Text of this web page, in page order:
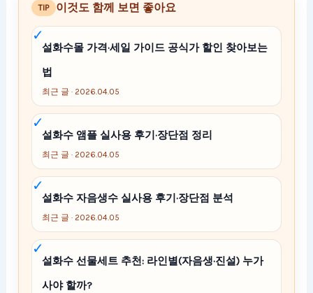
TIP 이것도 함께 보면 좋아요
설화수몰 가격·세일 가이드 공식가 할인 찾아보는
법
최근 글 · 2026.04.05
설화수 앰플 실사용 후기·장단점 정리
최근 글 · 2026.04.05
설화수 자음생수 실사용 후기·장단점 분석
최근 글 · 2026.04.05
설화수 선물세트 추천: 라인별(자음생·진설) 누가
사야 할까?